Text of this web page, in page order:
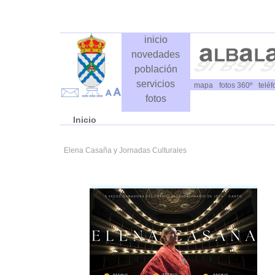
inicio
novedades
población
servicios
fotos
mapa fotos 360º
Inicio
Elena Casaña y Jornadas Culturales